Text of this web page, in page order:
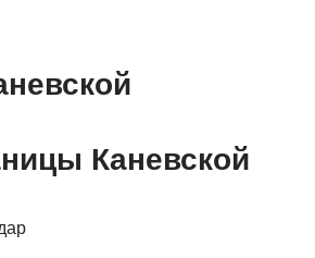
Каневской